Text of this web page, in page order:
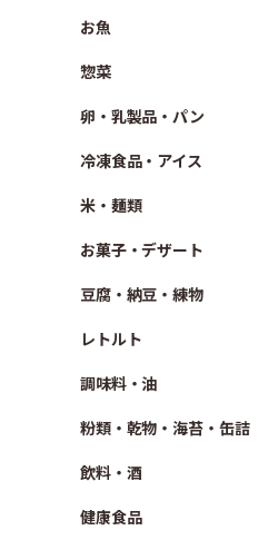
お魚
惣菜
卵・乳製品・パン
冷凍食品・アイス
米・麺類
お菓子・デザート
豆腐・納豆・練物
レトルト
調味料・油
粉類・乾物・海苔・缶詰
飲料・酒
健康食品